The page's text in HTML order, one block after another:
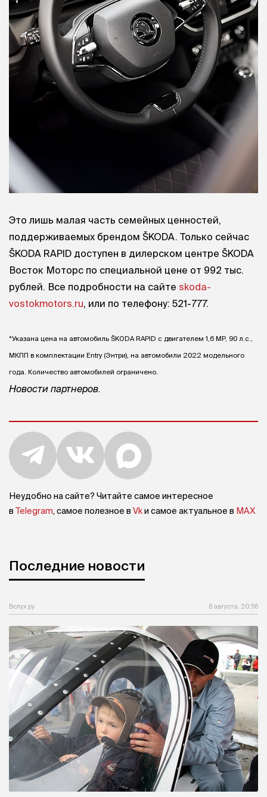
Это лишь малая часть семейных ценностей,
поддерживаемых брендом ŠKODA. Только сейчас
ŠKODA RAPID доступен в дилерском центре ŠKODA
Восток Моторс по специальной цене от 992 тыс.
рублей. Все подробности на сайте skoda-
vostokmotors.ru, или по телефону: 521-777.
*Указана цена на автомобиль ŠKODA RAPID с двигателем 1,6 MP, 90 л.с.,
МКПП в комплектации Entry (Энтри), на автомобили 2022 модельного
года. Количество автомобилей ограничено.
Новости партнеров.
Неудобно на сайте? Читайте самое интересное
в Telegram, самое полезное в Vkи самое актуальное в MAX
Последние новости
Вслух.ру 8 августа, 20:56